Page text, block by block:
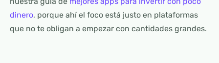
dinero, porque ahí el foco está justo en plataformas
que no te obligan a empezar con cantidades grandes.